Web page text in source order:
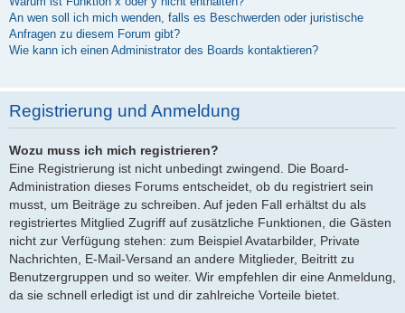
An wen soll ich mich wenden, falls es Beschwerden oder juristische
Anfragen zu diesem Forum gibt?
Wie kann ich einen Administrator des Boards kontaktieren?
Registrierung und Anmeldung
Wozu muss ich mich registrieren?
Eine Registrierung ist nicht unbedingt zwingend. Die Board-
Administration dieses Forums entscheidet, ob du registriert sein
musst, um Beiträge zu schreiben. Auf jeden Fall erhältst du als
registriertes Mitglied Zugriff auf zusätzliche Funktionen, die Gästen
nicht zur Verfügung stehen: zum Beispiel Avatarbilder, Private
Nachrichten, E-Mail-Versand an andere Mitglieder, Beitritt zu
Benutzergruppen und so weiter. Wir empfehlen dir eine Anmeldung,
da sie schnell erledigt ist und dir zahlreiche Vorteile bietet.